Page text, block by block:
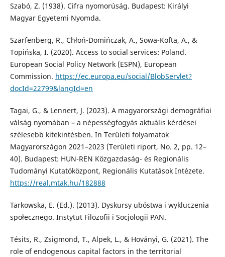
Szabó, Z. (1938). Cifra nyomorúság. Budapest: Királyi
Magyar Egyetemi Nyomda.
Szarfenberg, R., Chłoń-Domińczak, A., Sowa-Kofta, A., &
Topińska, I. (2020). Access to social services: Poland.
European Social Policy Network (ESPN), European
Commission. https://ec.europa.eu/social/BlobServlet?
docId=22799&langId=en
Tagai, G., & Lennert, J. (2023). A magyarországi demográfiai
válság nyomában – a népességfogyás aktuális kérdései
szélesebb kitekintésben. In Területi folyamatok
Magyarországon 2021–2023 (Területi riport, No. 2, pp. 12–
40). Budapest: HUN-REN Közgazdaság- és Regionális
Tudományi Kutatóközpont, Regionális Kutatások Intézete.
https://real.mtak.hu/182888
Tarkowska, E. (Ed.). (2013). Dyskursy ubóstwa i wykluczenia
społecznego. Instytut Filozofii i Socjologii PAN.
Tésits, R., Zsigmond, T., Alpek, L., & Hoványi, G. (2021). The
role of endogenous capital factors in the territorial